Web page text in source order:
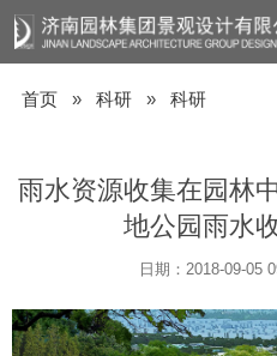
首页 » 科研 » 科研
雨水资源收集在园林
地公园雨水
日期：2018-09-05